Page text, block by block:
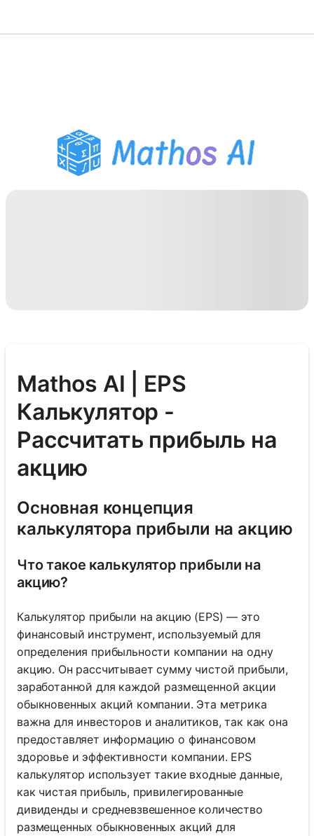
Помощник по домашним
заданиям PDF
Mathos AI | EPS
Калькулятор -
Рассчитать прибыль на
акцию
Основная концепция
калькуляторa прибыли на акцию
Что такое калькулятор прибыли на
акцию?
Калькулятор прибыли на акцию (EPS) — это
финансовый инструмент, используемый для
определения прибыльности компании на одну
акцию. Он рассчитывает сумму чистой прибыли,
заработанной для каждой размещенной акции
обыкновенных акций компании. Эта метрика
важна для инвесторов и аналитиков, так как она
предоставляет информацию о финансовом
здоровье и эффективности компании. EPS
калькулятор использует такие входные данные,
как чистая прибыль, привилегированные
дивиденды и средневзвешенное количество
размещенных обыкновенных акций для